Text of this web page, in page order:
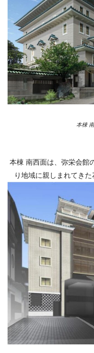
本棟
本棟 南西面は、弥栄会館
り地域に親しまれてき